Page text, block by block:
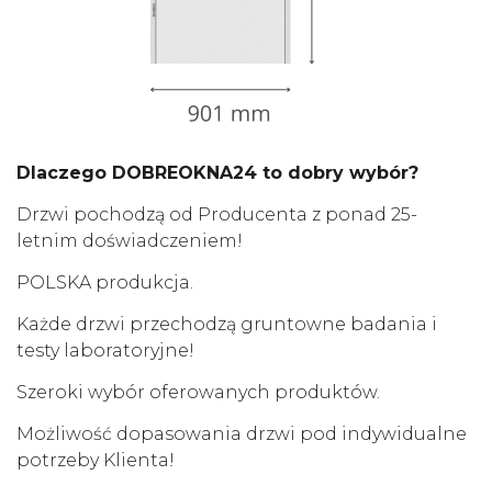
Dlaczego DOBREOKNA24 to dobry wybór?
Drzwi pochodzą od Producenta z ponad 25-
letnim doświadczeniem!
POLSKA produkcja.
Każde drzwi przechodzą gruntowne badania i
testy laboratoryjne!
Szeroki wybór oferowanych produktów.
Możliwość dopasowania drzwi pod indywidualne
potrzeby Klienta!